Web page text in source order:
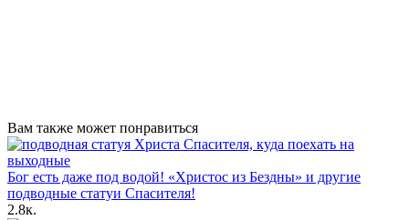
Вам также может понравиться
Бог есть даже под водой! «Христос из Бездны» и другие
подводные статуи Спасителя!
2.8к.